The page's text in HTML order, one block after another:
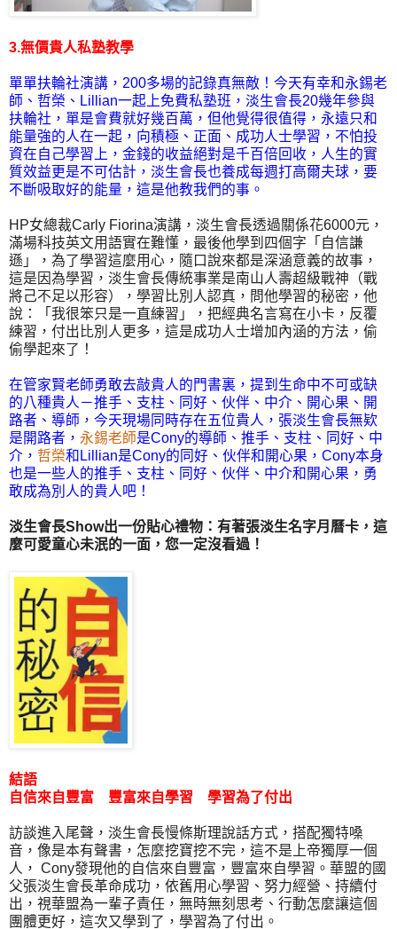
3.無價貴人私塾教學
單單扶輪社演講，200多場的記錄真無敵！今天有幸和永錫老
師、哲榮、Lillian一起上免費私塾班，淡生會長20幾年參與
扶輪社，單是會費就好幾百萬，但他覺得很值得，永遠只和
能量強的人在一起，向積極、正面、成功人士學習，不怕投
資在自己學習上，金錢的收益絕對是千百倍回收，人生的實
質效益更是不可估計，淡生會長也養成每週打高爾夫球，要
不斷吸取好的能量，這是他教我們的事。
HP女總裁Carly Fiorina演講，淡生會長透過關係花6000元，
滿場科技英文用語實在難懂，最後他學到四個字「自信謙
遜」，為了學習這麼用心，隨口說來都是深涵意義的故事，
這是因為學習，淡生會長傳統事業是南山人壽超級戰神（戰
將己不足以形容），學習比別人認真，問他學習的秘密，他
說：「我很笨只是一直練習」，把經典名言寫在小卡，反覆
練習，付出比別人更多，這是成功人士增加內涵的方法，偷
偷學起來了！
在管家賢老師勇敢去敲貴人的門書裏，提到生命中不可或缺
的八種貴人－推手、支柱、同好、伙伴、中介、開心果、開
路者、導師，今天現場同時存在五位貴人，張淡生會長無欵
是開路者， 永錫老師是Cony的導師、推手、支柱、同好、中
介， 哲榮和Lillian是Cony的同好、伙伴和開心果，Cony本身
也是一些人的推手、支柱、同好、伙伴、中介和開心果，勇
敢成為別人的貴人吧！
淡生會長Show出一份貼心禮物：有著張淡生名字月曆卡，這
麼可愛童心未泯的一面，您一定沒看過！
結語
自信來自豐富 豐富來自學習 學習為了付出
訪談進入尾聲，淡生會長慢條斯理說話方式，搭配獨特嗓
音，像是本有聲書，怎麼挖寶挖不完，這不是上帝獨厚一個
人， Cony發現他的自信來自豐富，豐富來自學習。華盟的國
父張淡生會長革命成功，依舊用心學習、努力經營、持續付
出，視華盟為一輩子責任，無時無刻思考、行動怎麼讓這個
團體更好，這次又學到了，學習為了付出。